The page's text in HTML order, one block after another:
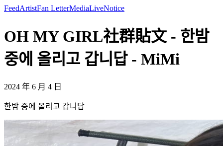
FeedArtistFan LetterMediaLiveNotice
OH MY GIRL社群貼文 - 한밤
중에 올리고 갑니답 - MiMi
2024 年 6 月 4 日
한밤 중에 올리고 갑니답